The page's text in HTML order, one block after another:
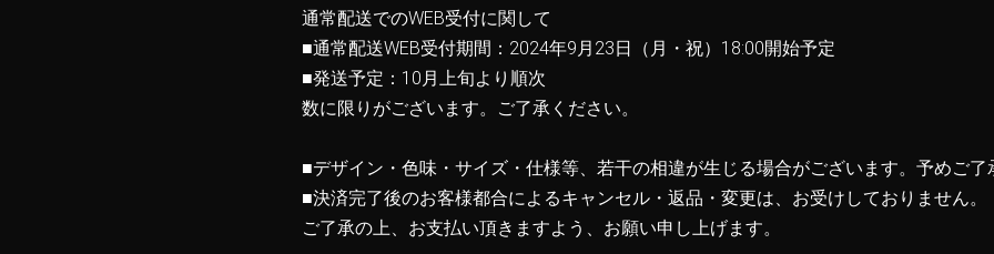
通常配送でのWEB受付に関して
■通常配送WEB受付期間：2024年9月23日（月・祝）18:00開始予定
■発送予定：10月上旬より順次
数に限りがございます。ご了承ください。
■デザイン・色味・サイズ・仕様等、若干の相違が生じる場合がございます。予めご了
■決済完了後のお客様都合によるキャンセル・返品・変更は、お受けしておりません。
ご了承の上、お支払い頂きますよう、お願い申し上げます。